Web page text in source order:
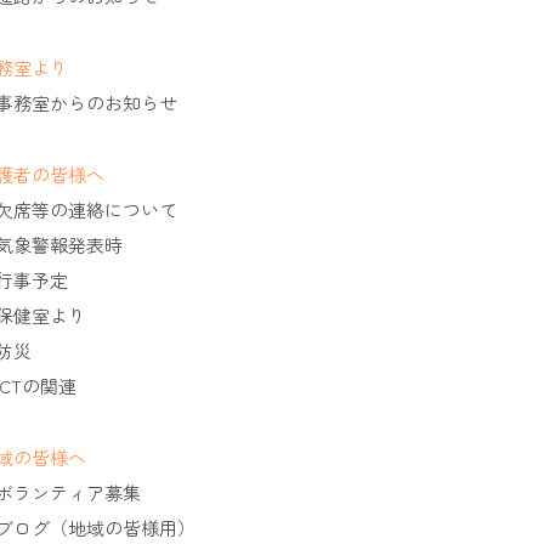
室より
務室からのお知らせ
者の皆様へ
席等の連絡について
象警報発表時
事予定
健室より
災
の関連
の皆様へ
ランティア募集
ブログ（地域の皆様用）